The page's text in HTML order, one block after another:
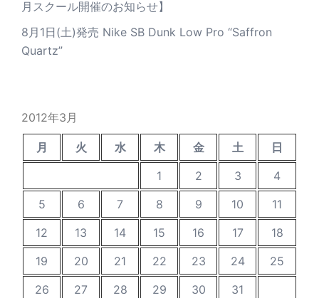
月スクール開催のお知らせ】
8月1日(土)発売 Nike SB Dunk Low Pro “Saffron
Quartz”
2012年3月
月 火 水 木 金 土
日
1
2 3
4
5
6 7 8 9 10
11
12
13 14 15 16 17
18
19
20 21 22 23 24
25
26
27 28 29 30
31